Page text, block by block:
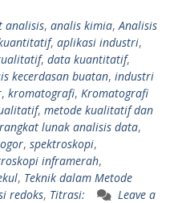
analisis, analis kimia, Analisis
, aplikasi industri,
, data kuantitatif,
kecerdasan buatan, industri
, kromatografi, Kromatografi
, metode kualitatif dan
lunak analisis data,
, spektroskopi,
inframerah,
, Teknik dalam Metode
redoks, Titrasi:
Leave a